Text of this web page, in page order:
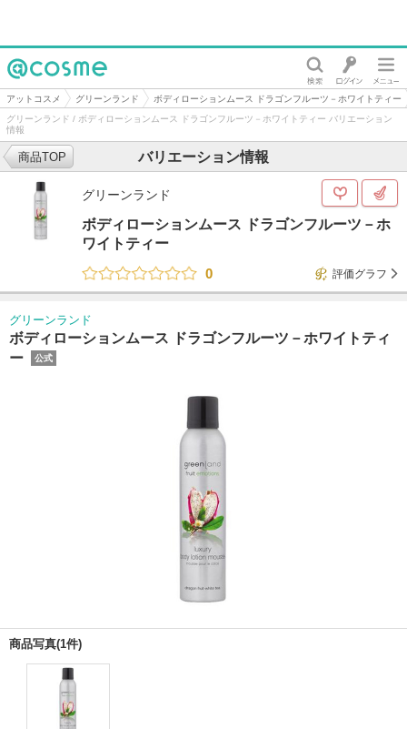
@cosme
アットコスメ グリーンランド
ボディローションムース ドラゴンフルーツ－ホワイトティー
グリーンランド / ボディローションムース ドラゴンフルーツ－ホワイトティー バリエーション
情報
バリエーション情報
商品TOP
グリーンランド
ボディローションムース ドラゴンフルーツ－ホ
ワイトティー
0
評価グラフ
グリーンランド
ボディローションムース ドラゴンフルーツ－ホワイトティ
ー
公式
商品写真(1件)